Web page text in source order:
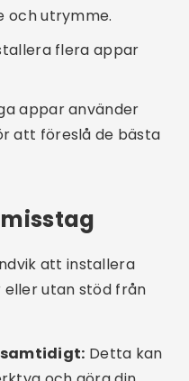
"Inställningar >
och media som
om telefonen
stänga onödiga
ditt operativsystem
inkluderar